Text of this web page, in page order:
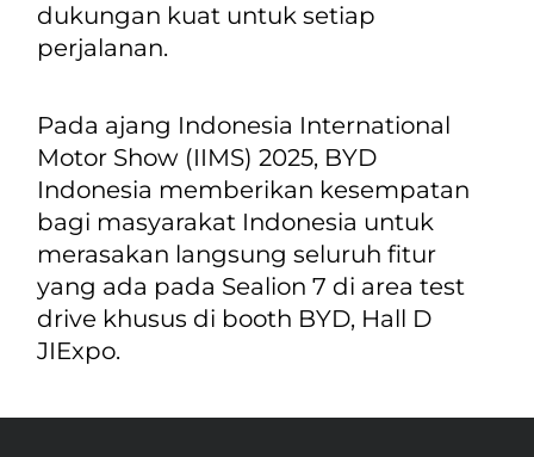
dukungan kuat untuk setiap
perjalanan.
Pada ajang Indonesia International
Motor Show (IIMS) 2025, BYD
Indonesia memberikan kesempatan
bagi masyarakat Indonesia untuk
merasakan langsung seluruh fitur
yang ada pada Sealion 7 di area test
drive khusus di booth BYD, Hall D
JIExpo.